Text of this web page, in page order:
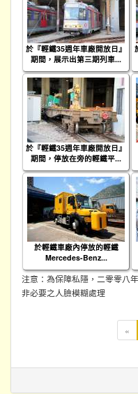
於『輕鐵35週年車廠開放日』
期間，展示出第三期列車...
於『輕鐵35週年車廠開放日』
期間，停放在旁的輕鐵平...
於輕鐵車廠內停放的輕鐵
Mercedes-Benz...
注意：為保障私隱，二零零八
非必要之人臉模糊處理
«